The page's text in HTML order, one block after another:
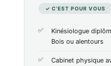
✓ C'EST POUR VOUS
Kinésiologue
Bois ou alentours
Cabinet physique